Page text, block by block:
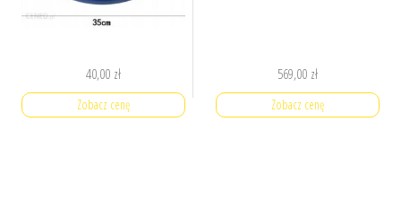
40,00 zł
Zobacz cenę
569,00 zł
Zobacz cenę